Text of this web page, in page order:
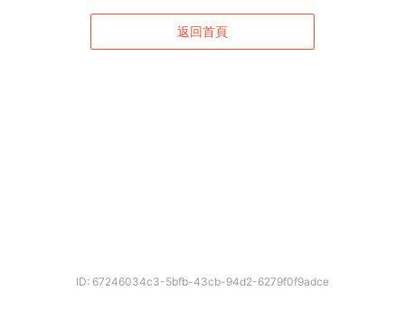
返回首頁
ID: 67246034c3-5bfb-43cb-94d2-6279f0f9adce